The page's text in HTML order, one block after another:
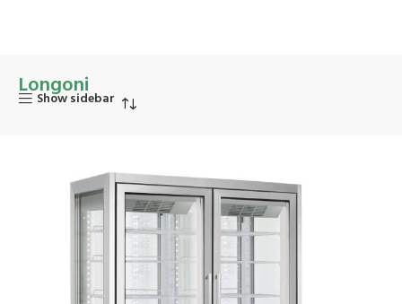
Longoni
Show sidebar